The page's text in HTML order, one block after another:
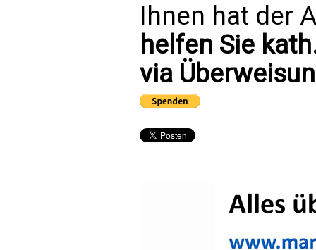
Ihnen hat der
helfen Sie
via